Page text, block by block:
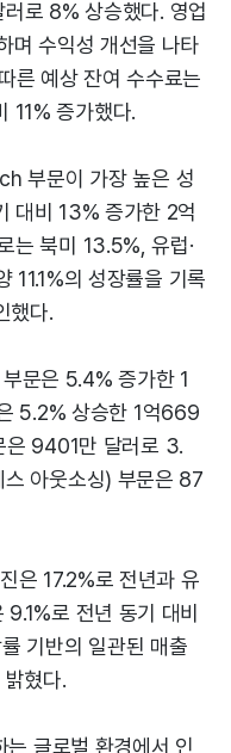
로 8% 상승했다. 영업
며 수익성 개선을 나타
른 예상 잔여 수수료는
11% 증가했다.
부문이 가장 높은 성
대비 13% 증가한 2억
는 북미 13.5%, 유럽·
11.1%의 성장률을 기록
했다.
문은 5.4% 증가한 1
5.2% 상승한 1억669
은 9401만 달러로 3.
아웃소싱) 부문은 87
은 17.2%로 전년과 유
로 전년 동기 대비
기반의 일관된 매출
혔다.
글로벌 환경에서 인